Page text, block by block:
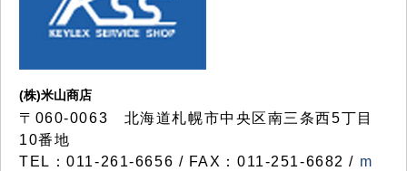
(株)米山商店
〒060-0063 北海道札幌市中央区南三条西5丁目
10番地
TEL：011-261-6656 / FAX：011-251-6682 / m